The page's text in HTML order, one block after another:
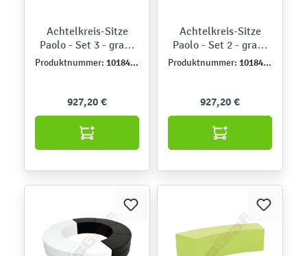
Achtelkreis-Sitze
Paolo - Set 3 - grau-
beige
Produktnummer: 101842PU
927,20 €
Achtelkreis-Sitze
Paolo - Set 2 - grau-
gelb
Produktnummer: 101841PU
927,20 €